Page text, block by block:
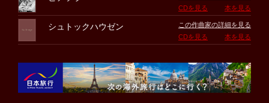
CDを見る
本を見る
シュトックハウゼン
この作曲家の詳細を見る
CDを見る
本を見る